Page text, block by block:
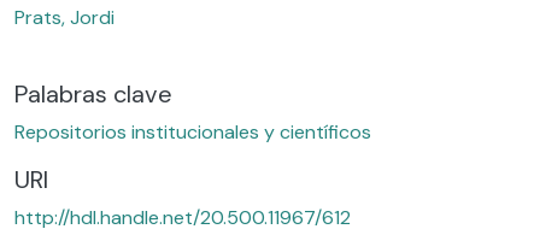
Prats, Jordi
Palabras clave
Repositorios institucionales y científicos
URI
http://hdl.handle.net/20.500.11967/612